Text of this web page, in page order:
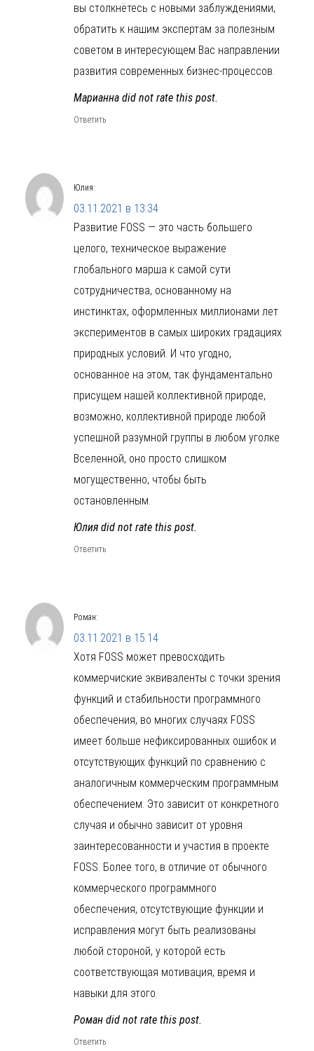
вы столкнётесь с новыми заблуждениями,
обратить к нашим экспертам за полезным
советом в интересующем Вас направлении
развития современных бизнес-процессов.
Марианна did not rate this post.
Ответить
Юлия:
03.11.2021 в 13:34
Развитие FOSS — это часть большего
целого, техническое выражение
глобального марша к самой сути
сотрудничества, основанному на
инстинктах, оформленных миллионами лет
экспериментов в самых широких градациях
природных условий. И что угодно,
основанное на этом, так фундаментально
присущем нашей коллективной природе,
возможно, коллективной природе любой
успешной разумной группы в любом уголке
Вселенной, оно просто слишком
могущественно, чтобы быть
остановленным.
Юлия did not rate this post.
Ответить
Роман:
03.11.2021 в 15:14
Хотя FOSS может превосходить
коммерчиские эквиваленты с точки зрения
функций и стабильности программного
обеспечения, во многих случаях FOSS
имеет больше нефиксированных ошибок и
отсутствующих функций по сравнению с
аналогичным коммерческим программным
обеспечением. Это зависит от конкретного
случая и обычно зависит от уровня
заинтересованности и участия в проекте
FOSS. Более того, в отличие от обычного
коммерческого программного
обеспечения, отсутствующие функции и
исправления могут быть реализованы
любой стороной, у которой есть
соответствующая мотивация, время и
навыки для этого.
Роман did not rate this post.
Ответить